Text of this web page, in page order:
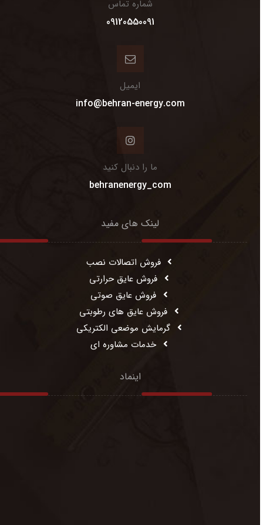
شماره تماس
09120550091
ایمیل
info@behran-energy.com
ما را دنبال کنید
behranenergy_com
لینک های مفید
فروش اتصالات نصب
فروش عایق حرارتی
فروش عایق صوتی
فروش عایق های رطوبتی
گرمایش موضعی الکتریکی
خدمات مشاوره ای
اینماد